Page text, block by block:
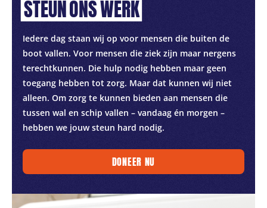
STEUNONSWERK
Iedere dag staan wij op voor mensen die buiten de
boot vallen. Voor mensen die ziek zijn maar nergens
terechtkunnen. Die hulp nodig hebben maar geen
toegang hebben tot zorg. Maar dat kunnen wij niet
alleen. Om zorg te kunnen bieden aan mensen die
tussen wal en schip vallen – vandaag én morgen –
hebben we jouw steun hard nodig.
DONEER NU